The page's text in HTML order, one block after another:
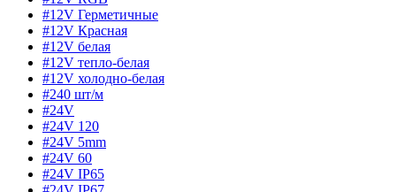
#12V Герметичные
#12V Красная
#12V белая
#12V тепло-белая
#12V холодно-белая
#240 шт/м
#24V
#24V 120
#24V 5mm
#24V 60
#24V IP65